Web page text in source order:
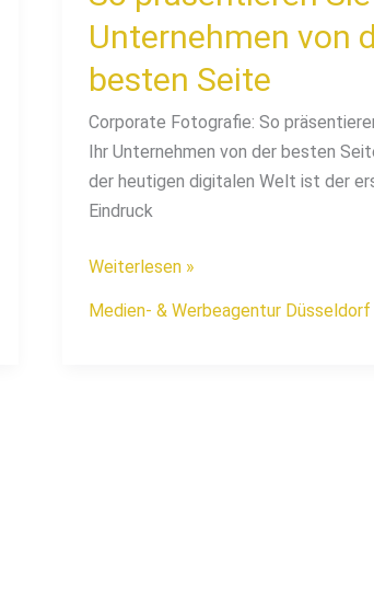
Unternehmen von
besten Seite
Corporate Fotografie: So
Ihr Unternehmen von der besten
der heutigen digitalen Welt ist der
Eindruck
Weiterlesen »
Medien- & Werbeagentur